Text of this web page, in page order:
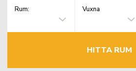
Rum: Vuxna
HITTA RUM